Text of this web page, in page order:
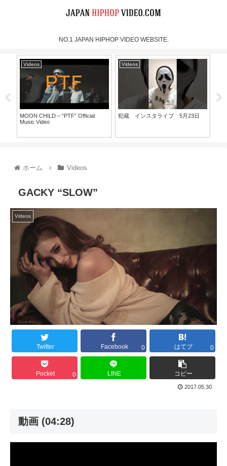
NO.1 JAPAN HIPHOP VIDEO WEBSITE.
Videos
MOON CHILD – “PTF” Official
Music Video
Videos
犯蔵 インスタライブ 5月23日
ホーム Videos
GACKY “SLOW”
Videos
Twitter Facebook 0 はてブ 0
Pocket 0 LINE コピー
2017.05.30
動画 (04:28)